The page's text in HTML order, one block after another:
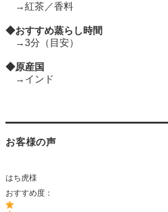
→紅茶／香料
◆おすすめ蒸らし時間
→3分（目安）
◆原産国
→インド
お客様の声
はち虎様
おすすめ度：